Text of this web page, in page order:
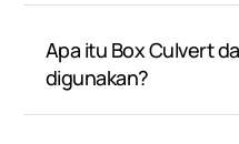
Apa itu Box Culvert
digunakan?